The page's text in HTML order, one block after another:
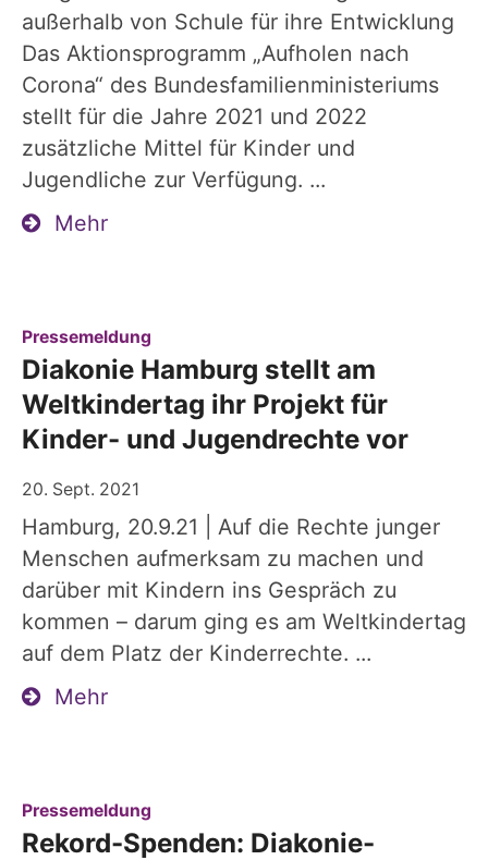
außerhalb von Schule für ihre Entwicklung
Das Aktionsprogramm „Aufholen nach
Corona“ des Bundesfamilienministeriums
stellt für die Jahre 2021 und 2022
zusätzliche Mittel für Kinder und
Jugendliche zur Verfügung. ...
Mehr
Pressemeldung
Diakonie Hamburg stellt am
Weltkindertag ihr Projekt für
Kinder- und Jugendrechte vor
20. Sept. 2021
Hamburg, 20.9.21 | Auf die Rechte junger
Menschen aufmerksam zu machen und
darüber mit Kindern ins Gespräch zu
kommen – darum ging es am Weltkindertag
auf dem Platz der Kinderrechte. ...
Mehr
Pressemeldung
Rekord-Spenden: Diakonie-